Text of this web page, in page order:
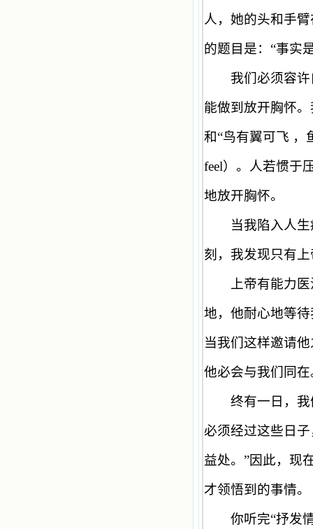
人，她的头和手
的题目是： “事实
我们必须容许
能做到放开胸怀
和“鸟有翼可飞 ，
feel）。人若惯于
地放开胸怀。
当我陷入人生
刻，我发现只有
上帝有能力医
地，他耐心地等
当我们这样邀请
他必会与我们同
终有一日，我
必须经过这些日
益处。 ”因此，现
才领悟到的事情。
你听完“抒发